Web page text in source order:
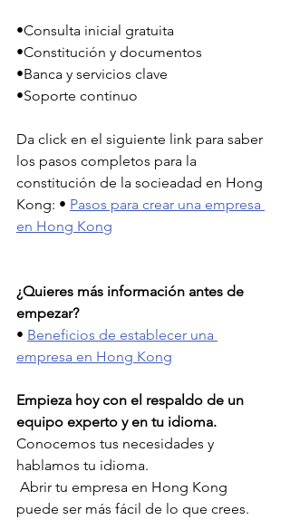
•Consulta inicial gratuita
•Constitución y documentos
•Banca y servicios clave
•Soporte continuo
Da click en el siguiente link para saber
los pasos completos para la
constitución de la socieadad en Hong
Kong: • Pasos para crear una empresa
en Hong Kong
¿Quieres más información antes de
empezar?
• Beneficios de establecer una
empresa en Hong Kong
Empieza hoy con el respaldo de un
equipo experto y en tu idioma.
Conocemos tus necesidades y
hablamos tu idioma.
puede ser más fácil de lo que crees.